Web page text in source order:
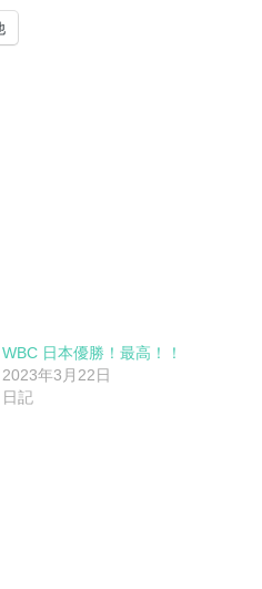
WBC 日本優勝！最高！！
2023年3月22日
日記